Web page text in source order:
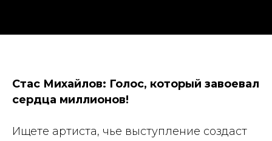
Стас Михайлов: Голос, который завоевал
сердца миллионов!
Ищете артиста, чье выступление создаст